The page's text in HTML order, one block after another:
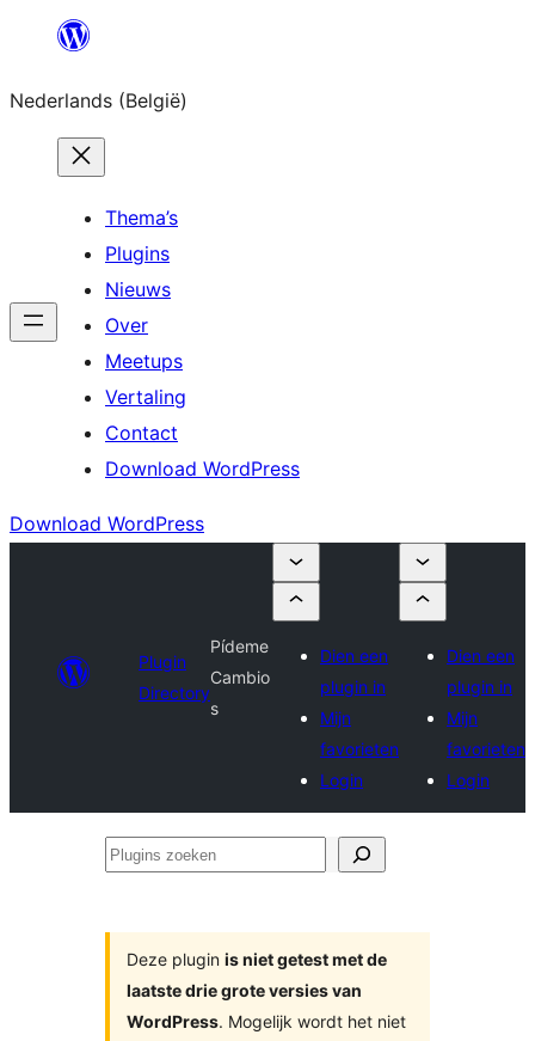
Spring
de
inhoud
Nederlands (België)
Thema’s
Plugins
Nieuws
Over
Meetups
Vertaling
Contact
Download WordPress
Download WordPress
Plugin
Directory
Pídeme
Cambio
s
Dien een
plugin in
Mijn
favorieten
Login
Dien een
plugin in
Mijn
favorieten
Login
Plugins
Deze plugin is niet getest met de
laatste drie grote versies van
WordPress. Mogelijk wordt het niet